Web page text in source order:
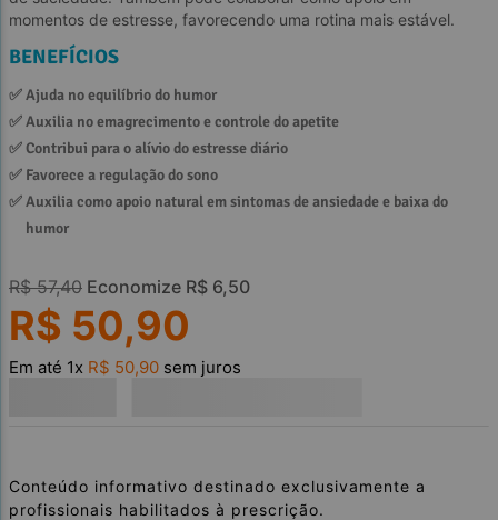
momentos de estresse, favorecendo uma rotina mais estável.
BENEFÍCIOS
✅ Ajuda no equilíbrio do humor
✅ Auxilia no emagrecimento e controle do apetite
✅ Contribui para o alívio do estresse diário
✅ Favorece a regulação do sono
✅ Auxilia como apoio natural em sintomas de ansiedade e baixa do
humor
R$ 57,40 Economize R$ 6,50
R$ 50,90
Em até 1x R$ 50,90 sem juros
Conteúdo informativo destinado exclusivamente a
profissionais habilitados à prescrição.